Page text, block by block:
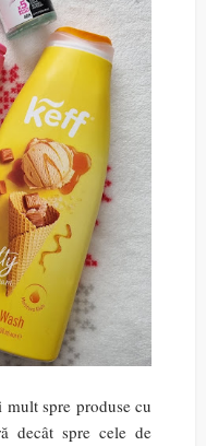
spre produse cu
decât spre cele de